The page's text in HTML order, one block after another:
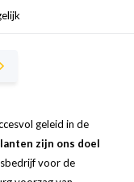
geleid in de
zijn ons doel
voor de